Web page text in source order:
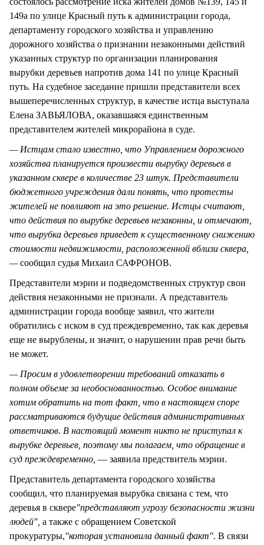
149а по улице Красный путь к администрации города,
департаменту городского хозяйства и управлению
дорожного хозяйства о признании незаконными действий
указанных структур по организации планирования
вырубки деревьев напротив дома 141 по улице Красный
путь. На судебное заседание пришли представители всех
вышеперечисленных структур, в качестве истца выступала
Елена ЗАВЬЯЛОВА, оказавшаяся единственным
представителем жителей микрорайона в суде.
— Истцам стало известно, что Управлением дорожного
хозяйства планируется произвести вырубку деревьев в
указанном сквере в количестве 23 штук. Представители
бюджетного учреждения дали понять, что протесты
жителей не повлияют на это решение. Истцы считают,
что действия по вырубке деревьев незаконны, и отмечают,
что вырубка деревьев приведет к существенному снижению
стоимости недвижимости, расположенной вблизи сквера,
—сообщил судья Михаил САФРОНОВ.
Представители мэрии и подведомственных структур свои
действия незаконными не признали. А представитель
администрации города вообще заявил, что жители
обратились с иском в суд преждевременно, так как деревья
еще не вырублены, и значит, о нарушении прав речи быть
не может.
— Просим в удовлетворении требований отказать в
полном объеме за необоснованностью. Особое внимание
хотим обратить на тот факт, что в настоящем споре
рассматриваются будущие действия административных
ответчиков. В настоящий момент никто не приступал к
вырубке деревьев, поэтому мы полагаем, что обращение в
суд преждевременно, — заявила предствитель мэрии.
Представитель департамента городского хозяйства
сообщил, что планируемая вырубка связана с тем, что
деревья в сквере"представляют угрозу безопасности жизни
людей", а также с обращением Советской
прокуратуры,"которая установила данный факт". В связи